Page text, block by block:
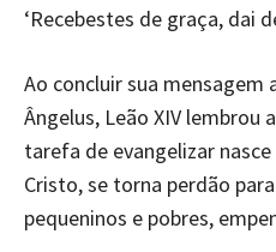
‘Recebestes de graça, dai
Ao concluir sua mensagem
Ângelus, Leão XIV lembrou
tarefa de evangelizar
Cristo, se torna perdão
pequeninos e pobres,